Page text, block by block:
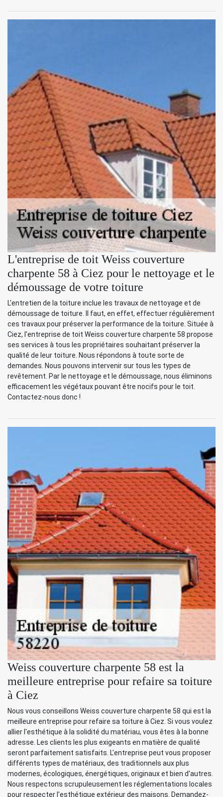
L'entreprise de toit Weiss couverture
charpente 58 à Ciez pour le nettoyage et le
démoussage de votre toiture
L'entretien de la toiture inclue les travaux de nettoyage et de
démoussage de toiture. Il faut, en effet, effectuer régulièrement
ces travaux pour préserver la performance de la toiture. Située à
Ciez, l'entreprise de toit Weiss couverture charpente 58 propose
ses services à tous les propriétaires souhaitant préserver la
qualité de leur toiture. Nous répondons à toute sorte de
demandes. Nous pouvons intervenir sur tous les types de
revêtement. Par le nettoyage et le démoussage, nous éliminons
efficacement les végétaux pouvant être nocifs pour le toit.
Contactez-nous donc !
Weiss couverture charpente 58 est la
meilleure entreprise pour refaire sa toiture
à Ciez
Nous vous conseillons Weiss couverture charpente 58 qui est la
meilleure entreprise pour refaire sa toiture à Ciez. Si vous voulez
allier l'esthétique à la solidité du matériau, vous êtes à la bonne
adresse. Les clients les plus exigeants en matière de qualité
seront parfaitement satisfaits. L'entreprise peut vous proposer
différents types de matériaux, des traditionnels aux plus
modernes, écologiques, énergétiques, originaux et bien d'autres.
Nous respectons scrupuleusement les réglementations locales
pour respecter l'esthétique extérieur des maisons. Demandez-